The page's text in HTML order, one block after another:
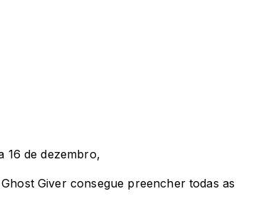
16 de dezembro,
Giver consegue preencher todas as